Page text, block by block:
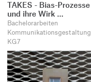
TAKES - Bias-Prozesse
und ihre Wirk …
Bachelorarbeiten
Kommunikationsgestaltung
KG7